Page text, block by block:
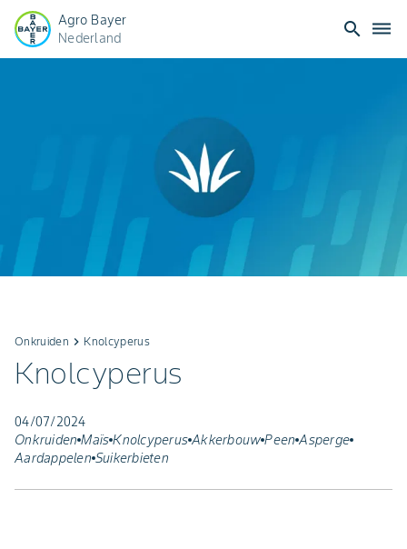
Agro Bayer
Nederland
search dehaze
Onkruiden keyboard_arrow_right Knolcyperus
Knolcyperus
04/07/2024
Onkruiden Maïs Knolcyperus Akkerbouw Peen Asperge
Aardappelen Suikerbieten